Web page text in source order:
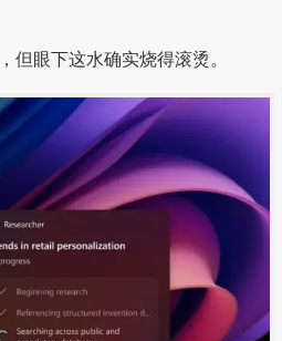
但眼下这水确实烧得滚烫。